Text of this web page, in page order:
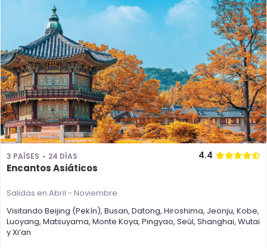
3 PAÍSES 24 DÍAS 4.4
Encantos Asiáticos
Salidas en Abril - Noviembre
Visitando Beijing (Pekín), Busan, Datong, Hiroshima, Jeonju, Kobe,
Luoyang, Matsuyama, Monte Koya, Pingyao, Seúl, Shanghai, Wutai
yXi’an